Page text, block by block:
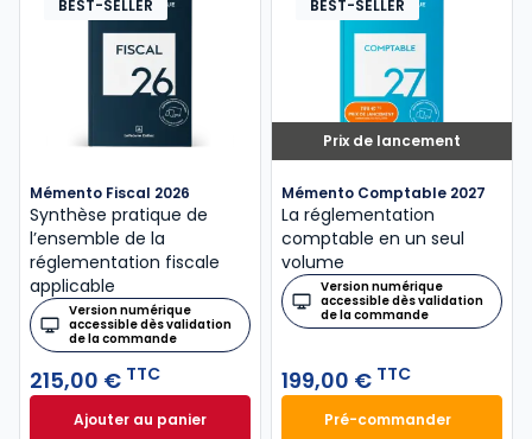
BEST-SELLER
Mémento Fiscal 2026
Synthèse pratique de
l’ensemble de la
réglementation fiscale
applicable
Version numérique
accessible dès validation
de la commande
215,00 € TTC
Ajouter au panierMémento Fiscal 2026 à 215,00 € TTC
Prix de lancement
BEST-SELLER
Mémento Comptable 2027
La réglementation
comptable en un seul
volume
Version numérique
accessible dès validation
de la commande
199,00 € TTC
Pré-commander
Mémento